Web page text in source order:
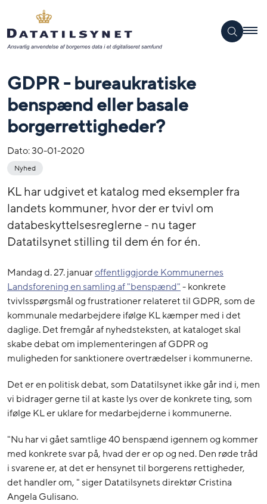
GDPR - bureaukratiske
benspænd eller basale
borgerrettigheder?
Dato:30-01-2020
Nyhed
KL har udgivet et katalog med eksempler fra
landets kommuner, hvor der er tvivl om
databeskyttelsesreglerne - nu tager
Datatilsynet stilling til dem én for én.
Mandag d. 27. januaroffentliggjorde Kommunernes
Landsforening en samling af "benspænd"- konkrete
tvivlsspørgsmål og frustrationer relateret til GDPR, som de
kommunale medarbejdere ifølge KL kæmper med i det
daglige. Det fremgår af nyhedsteksten, at kataloget skal
skabe debat om implementeringen af GDPR og
muligheden for sanktionere overtrædelser i kommunerne.
Det er en politisk debat, som Datatilsynet ikke går ind i, men
vi bidrager gerne til at kaste lys over de konkrete ting, som
ifølge KL er uklare for medarbejderne i kommunerne.
"Nu har vi gået samtlige 40 benspænd igennem og kommer
med konkrete svar på, hvad der er op og ned. Den røde tråd
i svarene er, at det er hensynet til borgerens rettigheder,
det handler om, " siger Datatilsynets direktør Cristina
Angela Gulisano.